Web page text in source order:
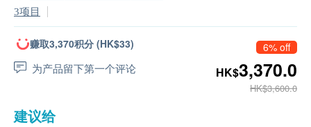
3项目
赚取3,370积分 (HK$33)
为产品留下第一个评论
6% off
HK$3,370.0
HK$3,600.0
建议给